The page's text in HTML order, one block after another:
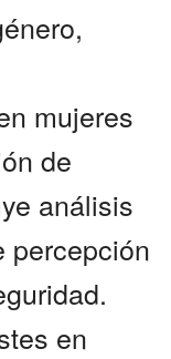
mujeres
de
análisis
percepción
en